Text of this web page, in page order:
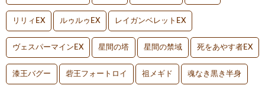
リリィEX ルゥルゥEX レイガンベレットEX
ヴェスパーマインEX 星間の塔 星間の禁域 死をあやす者EX
漆王バグー 砦王フォートロイ 祖メギド 魂なき黒き半身